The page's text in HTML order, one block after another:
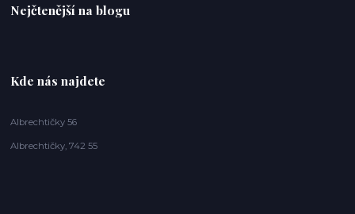
Nejčtenější na blogu
Kde nás najdete
Albrechtičky 56
Albrechtičky, 742 55